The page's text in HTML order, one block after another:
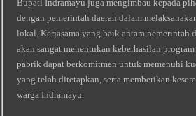
Bupati Indramayu juga mengimbau kepada
dengan pemerintah daerah dalam
lokal. Kerjasama yang baik antara pemerintah
akan sangat menentukan keberhasilan
pabrik dapat berkomitmen untuk memenuhi
yang telah ditetapkan, serta memberikan
warga Indramayu.